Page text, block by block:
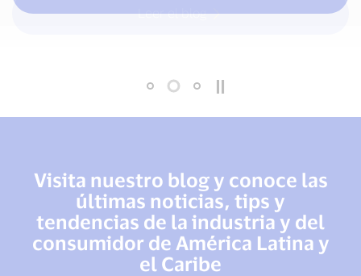
Leer el blog
Visita nuestro blog y conoce las
últimas noticias, tips y
tendencias de la industria y del
consumidor de América Latina y
el Caribe